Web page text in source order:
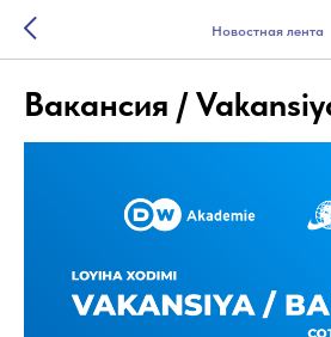
Новостная лента
Вакансия /